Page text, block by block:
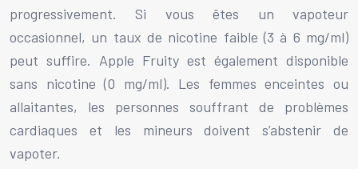
progressivement. Si vous êtes un vapoteur
occasionnel, un taux de nicotine faible (3 à 6 mg/ml)
peut suffire. Apple Fruity est également disponible
sans nicotine (0 mg/ml). Les femmes enceintes ou
allaitantes, les personnes souffrant de problèmes
cardiaques et les mineurs doivent s’abstenir de
vapoter.